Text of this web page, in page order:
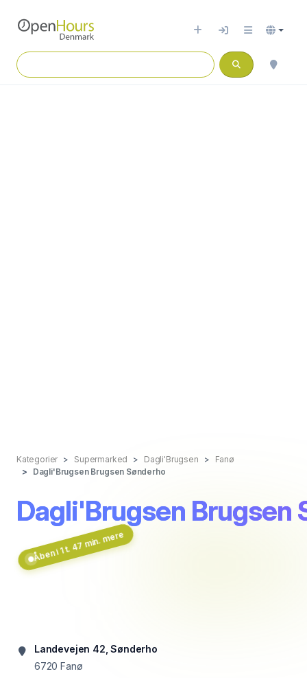
Kategorier Supermarked Dagli'Brugsen
Fanø
Dagli'Brugsen Brugsen Sønderho
Dagli'Brugsen Brugsen
Åben i 1 t. 47 min. mere
Landevejen 42, Sønderho
6720 Fanø